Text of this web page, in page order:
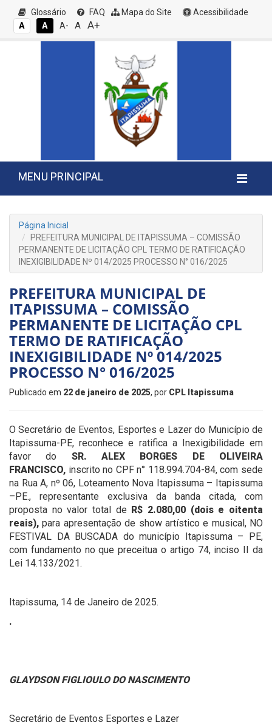
Glossário FAQ Mapa do Site
Acessibilidade
A
A A- A A+
MENU PRINCIPAL
Página Inicial
PREFEITURA MUNICIPAL DE ITAPISSUMA – COMISSÃO
PERMANENTE DE LICITAÇÃO CPL TERMO DE RATIFICAÇÃO
INEXIGIBILIDADE Nº 014/2025 PROCESSO N° 016/2025
PREFEITURA MUNICIPAL DE
ITAPISSUMA – COMISSÃO
PERMANENTE DE LICITAÇÃO CPL
TERMO DE RATIFICAÇÃO
INEXIGIBILIDADE Nº 014/2025
PROCESSO N° 016/2025
Publicado em 22 de janeiro de 2025, por CPL Itapissuma
O Secretário de Eventos, Esportes e Lazer do Município de
Itapissuma-PE, reconhece e ratifica a Inexigibilidade em
favor do SR. ALEX BORGES DE OLIVEIRA
FRANCISCO, inscrito no CPF n° 118.994.704-84, com sede
na Rua A, nº 06, Loteamento Nova Itapissuma – Itapissuma
–PE., representante exclusiva da banda citada, com
proposta no valor total de R$ 2.080,00 (dois e oitenta
reais),para apresentação de show artístico e musical, NO
FESTIVAL DA BUSCADA do município Itapissuma – PE,
com fundamento no que preceitua o artigo 74, inciso II da
Lei 14.133/2021.
Itapissuma, 14 de Janeiro de 2025.
.
GLAYDSON FIGLIOULO DO NASCIMENTO
Secretário de Eventos Esportes e Lazer